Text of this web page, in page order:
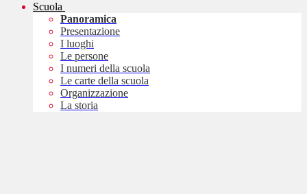
Scuola
Panoramica
Presentazione
I luoghi
Le persone
I numeri della scuola
Le carte della scuola
Organizzazione
La storia